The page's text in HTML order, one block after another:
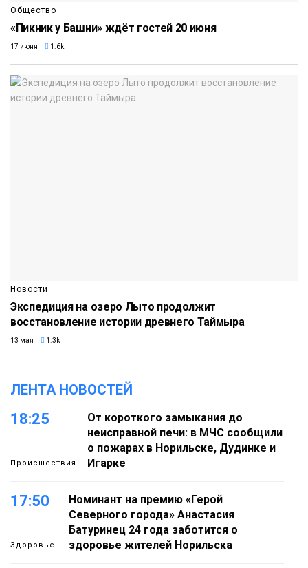
Общество
«Пикник у Башни» ждёт гостей 20 июня
17 июня 1.6k
Новости
Экспедиция на озеро Лыто продолжит
восстановление истории древнего Таймыра
13 мая 1.3k
ЛЕНТА НОВОСТЕЙ
18:25
Происшествия
От короткого замыкания до
неисправной печи: в МЧС сообщили
о пожарах в Норильске, Дудинке и
Игарке
17:50
Здоровье
Номинант на премию «Герой
Северного города» Анастасия
Батуринец 24 года заботится о
здоровье жителей Норильска